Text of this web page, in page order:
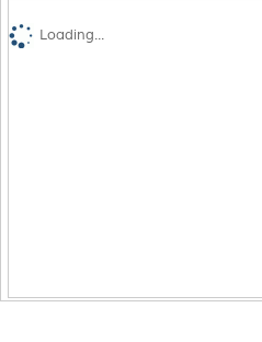
Loading...